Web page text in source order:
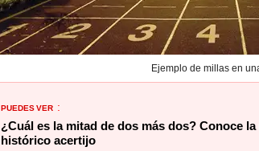
Ejemplo de millas en
PUEDES VER :
¿Cuál es la mitad de dos más dos? Conoce
histórico acertijo